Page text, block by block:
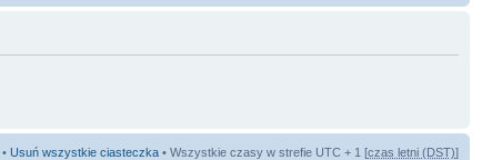
• Usuń wszystkie ciasteczka • Wszystkie czasy w strefie UTC + 1 [czas letni (DST)]